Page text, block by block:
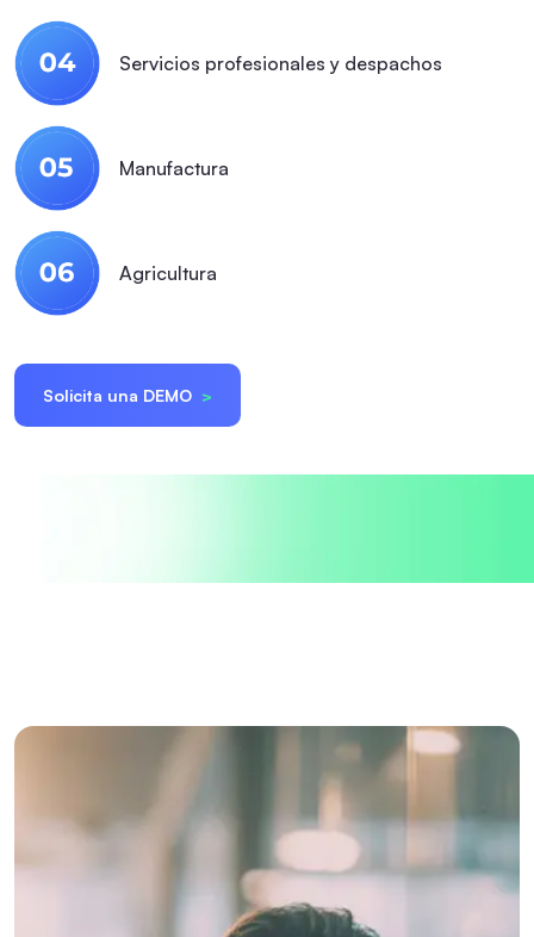
Servicios profesionales y despachos
Manufactura
Agricultura
Solicita una DEMO >